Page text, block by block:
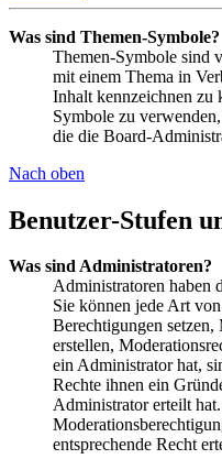
Was sind Themen-Symbole?
Themen-Symbole sind
mit einem Thema in
Inhalt kennzeichnen
Symbole zu
die die Board-
Nach oben
Benutzer-Stufen
Was sind Administratoren?
Administratoren haben
Sie können jede Art
Berechtigungen
erstellen,
ein Administrator hat,
Rechte ihnen ein
Administrator erteilt
entsprechende Recht